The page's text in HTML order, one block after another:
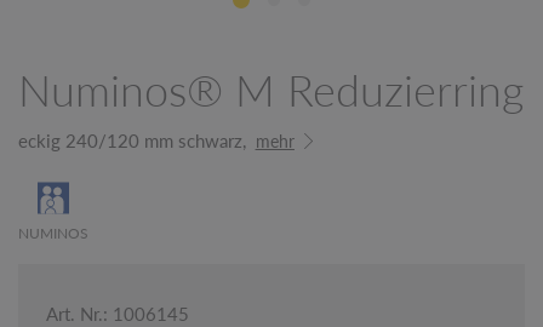
Numinos® M Reduzierring
eckig 240/120 mm schwarz, mehr
NUMINOS
Art. Nr.: 1006145